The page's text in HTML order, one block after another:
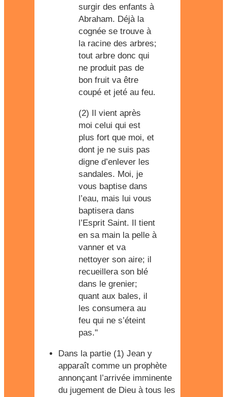
surgir des enfants à
Abraham. Déjà la
cognée se trouve à
la racine des arbres;
tout arbre donc qui
ne produit pas de
bon fruit va être
coupé et jeté au feu.
(2) Il vient après
moi celui qui est
plus fort que moi, et
dont je ne suis pas
digne d’enlever les
sandales. Moi, je
vous baptise dans
l’eau, mais lui vous
baptisera dans
l’Esprit Saint. Il tient
en sa main la pelle à
vanner et va
nettoyer son aire; il
recueillera son blé
dans le grenier;
quant aux bales, il
les consumera au
feu qui ne s’éteint
pas."
Dans la partie (1) Jean y
apparaît comme un prophète
annonçant l’arrivée imminente
du jugement de Dieu à tous les